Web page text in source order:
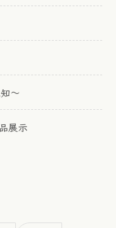
～
展示